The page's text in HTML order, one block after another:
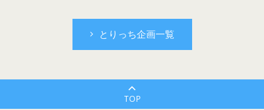
とりっち企画一覧
TOP